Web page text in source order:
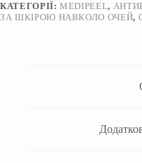
КАТЕГОРІЇ:MEDIPEEL,
ЗА ШКІРОЮ НАВКОЛО ОЧЕЙ,